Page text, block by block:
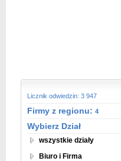
Licznik odwiedzin: 3 947
Firmy z regionu: 4
Wybierz Dział
wszystkie działy
Biuro i Firma